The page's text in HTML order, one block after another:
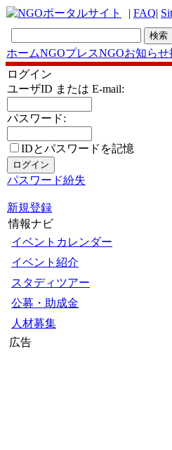
| FAQ|
ホームNGOプレスNGOお知らせ
ログイン
ユーザID または E-mail:
パスワード:
IDとパスワードを記憶
パスワード紛失
新規登録
情報ナビ
イベントカレンダー
イベント紹介
スタディツアー
公募・助成金
人材募集
広告